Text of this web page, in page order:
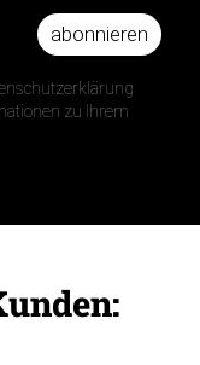
abonnieren
zu Ihrem